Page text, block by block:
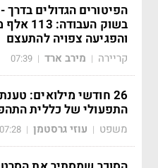
בשוק
והפגיעה צפויה להתעצם
קריירה | מירב ארד |
07:39
26 חודשי מילואים:
התפעולי של כללית
משפט | עוזי גרסטמן |
07:28